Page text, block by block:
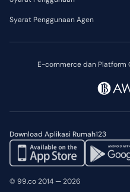
E-commerce dan Platform
Download Aplikasi Rumah123
Syarat Penggunaan Agen
© 99.co 2014 — 2026